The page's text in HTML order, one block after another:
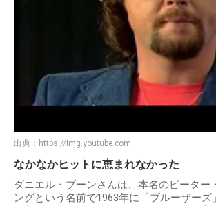
出典： https://img.youtube.com
なかなかヒットに恵まれなかった
ダニエル・ブーンさんは、本名のピーター
ングという名前で1963年に「ブルーザー